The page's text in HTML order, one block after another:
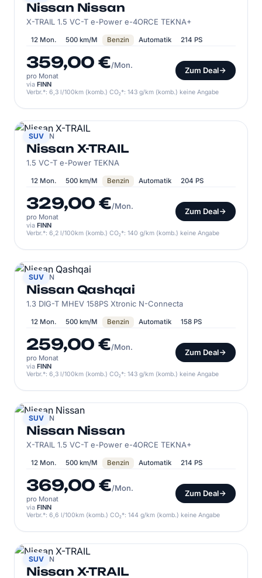
Nissan Nissan
X-TRAIL 1.5 VC-T e-Power e-4ORCE TEKNA+
12 Mon. 500 km/M Benzin Automatik 214 PS
359,00 €/Mon.
pro Monat
Zum Deal
via FINN
Verbr.*: 6,3 l/100km (komb.) CO₂*: 143 g/km (komb.) keine Angabe
SUV
NISSAN
Nissan X-TRAIL
1.5 VC-T e-Power TEKNA
12 Mon. 500 km/M Benzin Automatik 204 PS
329,00 €/Mon.
pro Monat
Zum Deal
via FINN
Verbr.*: 6,2 l/100km (komb.) CO₂*: 140 g/km (komb.) keine Angabe
SUV
NISSAN
Nissan Qashqai
1.3 DIG-T MHEV 158PS Xtronic N-Connecta
12 Mon. 500 km/M Benzin Automatik 158 PS
259,00 €/Mon.
pro Monat
Zum Deal
via FINN
Verbr.*: 6,3 l/100km (komb.) CO₂*: 143 g/km (komb.) keine Angabe
SUV
NISSAN
Nissan Nissan
X-TRAIL 1.5 VC-T e-Power e-4ORCE TEKNA+
12 Mon. 500 km/M Benzin Automatik 214 PS
369,00 €/Mon.
pro Monat
Zum Deal
via FINN
Verbr.*: 6,6 l/100km (komb.) CO₂*: 144 g/km (komb.) keine Angabe
SUV
NISSAN
Nissan X-TRAIL